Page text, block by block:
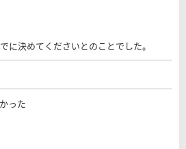
に決めてくださいとのことでした。
った